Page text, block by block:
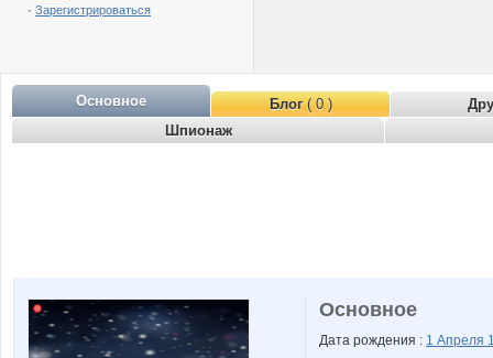
- Зарегистрироваться
Основное Блог( 0 )
Шпионаж
Основное
Дата рождения : 1 Апреля